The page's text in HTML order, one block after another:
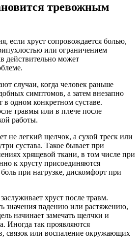
тревожным
если хруст сопровождается болью,
или ограничением
действительно может
случаи, когда человек раньше
симптомов, а затем внезапно
в одном конкретном суставе.
травмы или в плече после
работы.
не легкий щелчок, а сухой треск или
сустава. Такое бывает при
хрящевой ткани, в том числе при
к хрусту присоединяются
при нагрузке, дискомфорт при
хруст после травм.
значения падению или растяжению,
начинает замечать щелчки и
Иногда так проявляются
связок или воспаление окружающих